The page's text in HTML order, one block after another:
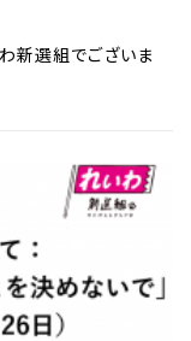
わ新選組でございま